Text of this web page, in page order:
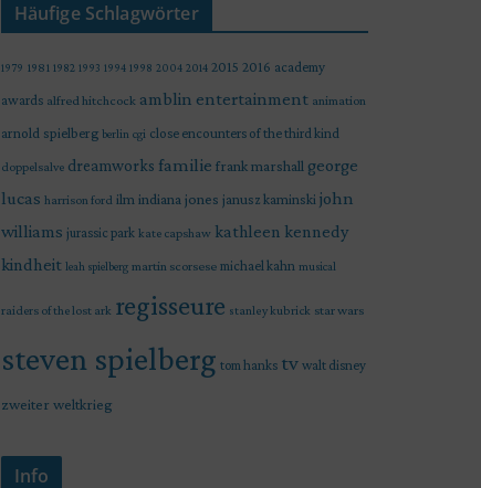
Häufige Schlagwörter
1979 1981 1982 1993 1994 1998 2004 2014 2015 2016 academy
awards alfred hitchcock amblin entertainment animation
arnold spielberg berlin cgi close encounters of the third kind
doppelsalve dreamworks familie frank marshall george
lucas harrison ford ilm indiana jones janusz kaminski john
williams jurassic park kate capshaw kathleen kennedy
kindheit leah spielberg martin scorsese michael kahn musical
raiders of the lost ark regisseure stanley kubrick star wars
steven spielberg tom hanks tv walt disney
zweiter weltkrieg
Info